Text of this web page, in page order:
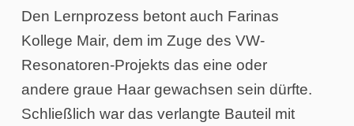
Den Lernprozess betont auch Farinas
Kollege Mair, dem im Zuge des VW-
Resonatoren-Projekts das eine oder
andere graue Haar gewachsen sein dürfte.
Schließlich war das verlangte Bauteil mit